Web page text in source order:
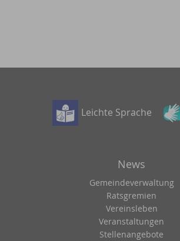
Leichte Sprache
News
Gemeindeverwaltung
Ratsgremien
Vereinsleben
Veranstaltungen
Stellenangebote